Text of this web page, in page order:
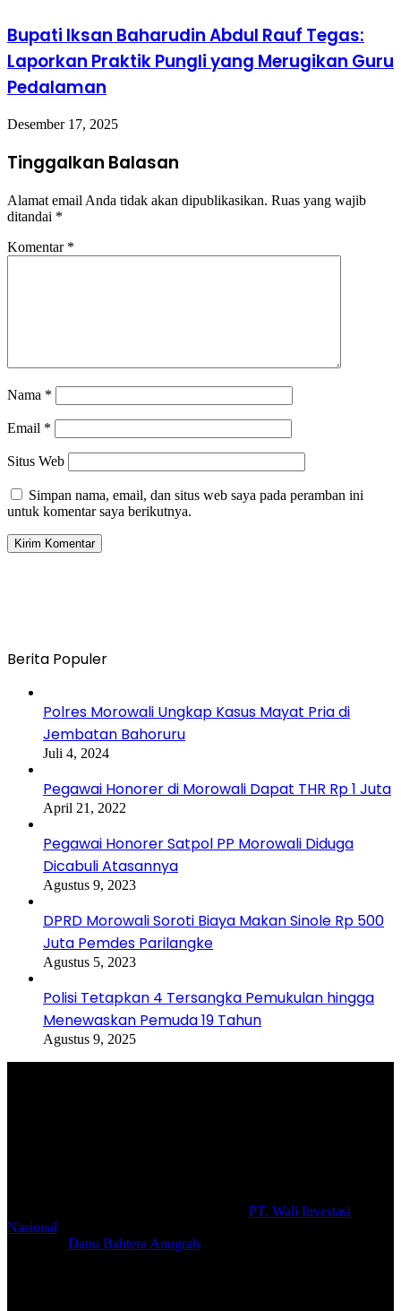
Bupati Iksan Baharudin Abdul Rauf Tegas:
Laporkan Praktik Pungli yang Merugikan Guru
Pedalaman
Desember 17, 2025
Tinggalkan Balasan
Alamat email Anda tidak akan dipublikasikan. Ruas yang wajib
ditandai *
Komentar *
Nama *
Email *
Situs Web
Simpan nama, email, dan situs web saya pada peramban ini
untuk komentar saya berikutnya.
Berita Populer
Polres Morowali Ungkap Kasus Mayat Pria di
Jembatan Bahoruru
Juli 4, 2024
Pegawai Honorer di Morowali Dapat THR Rp 1 Juta
April 21, 2022
Pegawai Honorer Satpol PP Morowali Diduga
Dicabuli Atasannya
Agustus 9, 2023
DPRD Morowali Soroti Biaya Makan Sinole Rp 500
Juta Pemdes Parilangke
Agustus 5, 2023
Polisi Tetapkan 4 Tersangka Pemukulan hingga
Menewaskan Pemuda 19 Tahun
Agustus 9, 2025
PT. Wali Investasi
Nasional
Danu Bahtera Anugrah